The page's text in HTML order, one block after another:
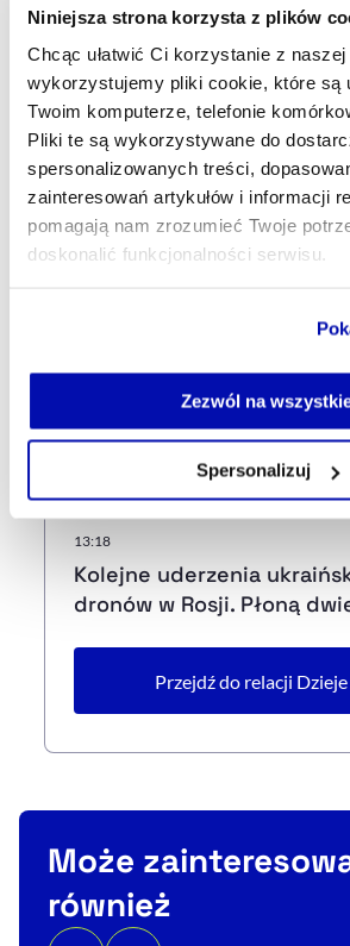
Niniejsza strona korzysta z plików
Chcąc ułatwić Ci korzystanie z
wykorzystujemy pliki cookie, które są
Twoim komputerze, telefonie
Pliki te są wykorzystywane do
spersonalizowanych treści,
zainteresowań artykułów i informacji
pomagają nam zrozumieć Twoje
doskonalić funkcjonalności serwisu.
Jeżeli nie wyrażasz zgody na
możesz łatwo zarządzać swoimi
własnej przeglądarce internetowej lub
naszejPolityce Prywatności
Zezwól na
Spersonalizuj
Prezydent Serbii
kraj nie sprzeciwi się
Ukrainy do Unii
15:05
Elewarr dostał dodatkowe
na skup płodów rolnych.
Polski Czerwony Krzyż:
tys. polskich dzieci żyje w
13:18
Kolejne uderzenia
dronów w Rosji. Płoną
Przejdź do relacji
Może
również